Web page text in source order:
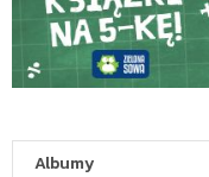
Albumy